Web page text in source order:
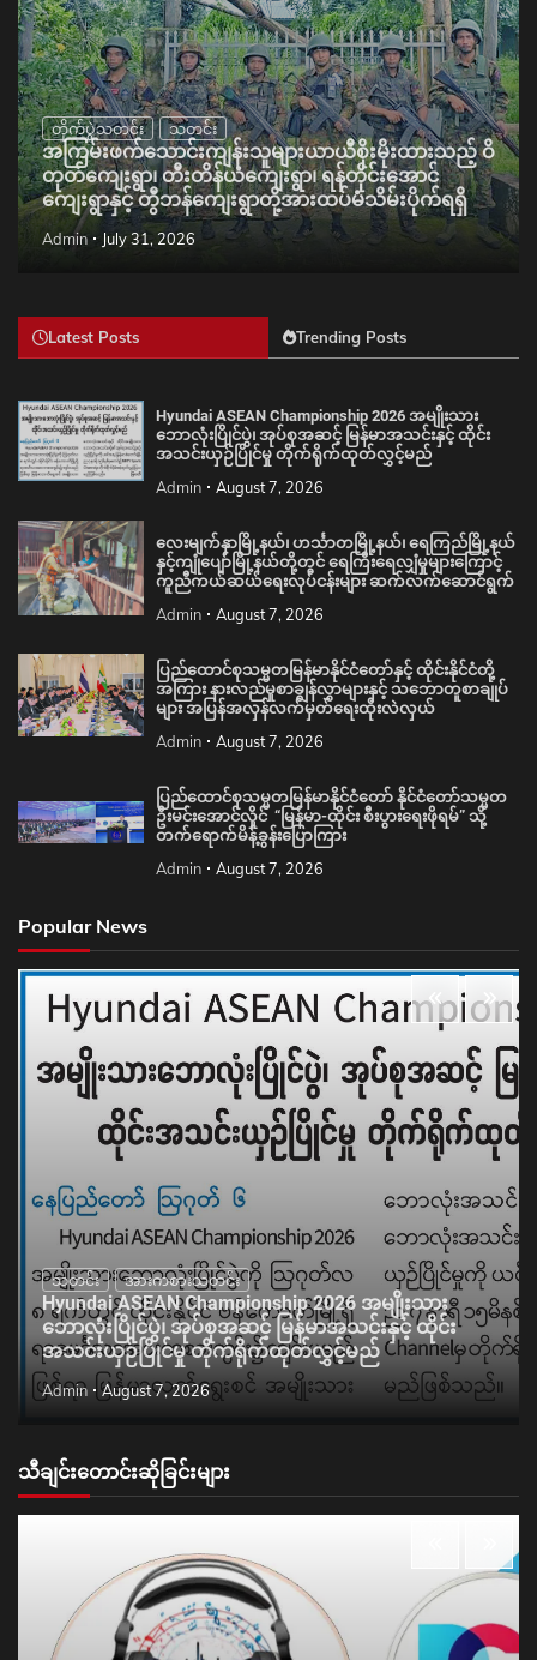
တိုက်ပွဲသတင်း သတင်း
အကြမ်းဖက်သောင်းကျန်းသူများယာယီစိုးမိုးထားသည့် ဝိ
တုတ်ကျေးရွာ၊ တီးတိန်ယံကျေးရွာ၊ ရန်တိုင်းအောင်
ကျေးရွာနှင့် တွီဘန်ကျေးရွာတို့အားထပ်မံသိမ်းပိုက်ရရှိ
Admin July 31, 2026
Latest Posts Trending Posts
Hyundai ASEAN Championship 2026 အမျိုးသား
ဘောလုံးပြိုင်ပွဲ၊ အုပ်စုအဆင့် မြန်မာအသင်းနှင့် ထိုင်း
အသင်းယှဉ်ပြိုင်မှု တိုက်ရိုက်ထုတ်လွှင့်မည်
Admin August 7, 2026
လေးမျက်နှာမြို့နယ်၊ ဟင်္သာတမြို့နယ်၊ ရေကြည်မြို့နယ်
နှင့်ကျုံပျော်မြို့နယ်တို့တွင် ရေကြီးရေလျှံမှုများကြောင့်
ကူညီကယ်ဆယ်ရေးလုပ်ငန်းများ ဆက်လက်ဆောင်ရွက်
Admin August 7, 2026
ပြည်ထောင်စုသမ္မတမြန်မာနိုင်ငံတော်နှင့် ထိုင်းနိုင်ငံတို့
အကြား နားလည်မှုစာချွန်လွှာများနှင့် သဘောတူစာချုပ်
များ အပြန်အလှန်လက်မှတ်ရေးထိုးလဲလှယ်
Admin August 7, 2026
ပြည်ထောင်စုသမ္မတမြန်မာနိုင်ငံတော် နိုင်ငံတော်သမ္မတ
ဦးမင်းအောင်လှိုင် “မြန်မာ-ထိုင်း စီးပွားရေးဖိုရမ်” သို့
တက်ရောက်မိန့်ခွန်းပြောကြား
Admin August 7, 2026
Popular News
သတင်း အားကစားသတင်း
Hyundai ASEAN Championship 2026 အမျိုးသား
ဘောလုံးပြိုင်ပွဲ၊ အုပ်စုအဆင့် မြန်မာအသင်းနှင့် ထိုင်း
အသင်းယှဉ်ပြိုင်မှု တိုက်ရိုက်ထုတ်လွှင့်မည်
Admin August 7, 2026
သီချင်းတောင်းဆိုခြင်းများ